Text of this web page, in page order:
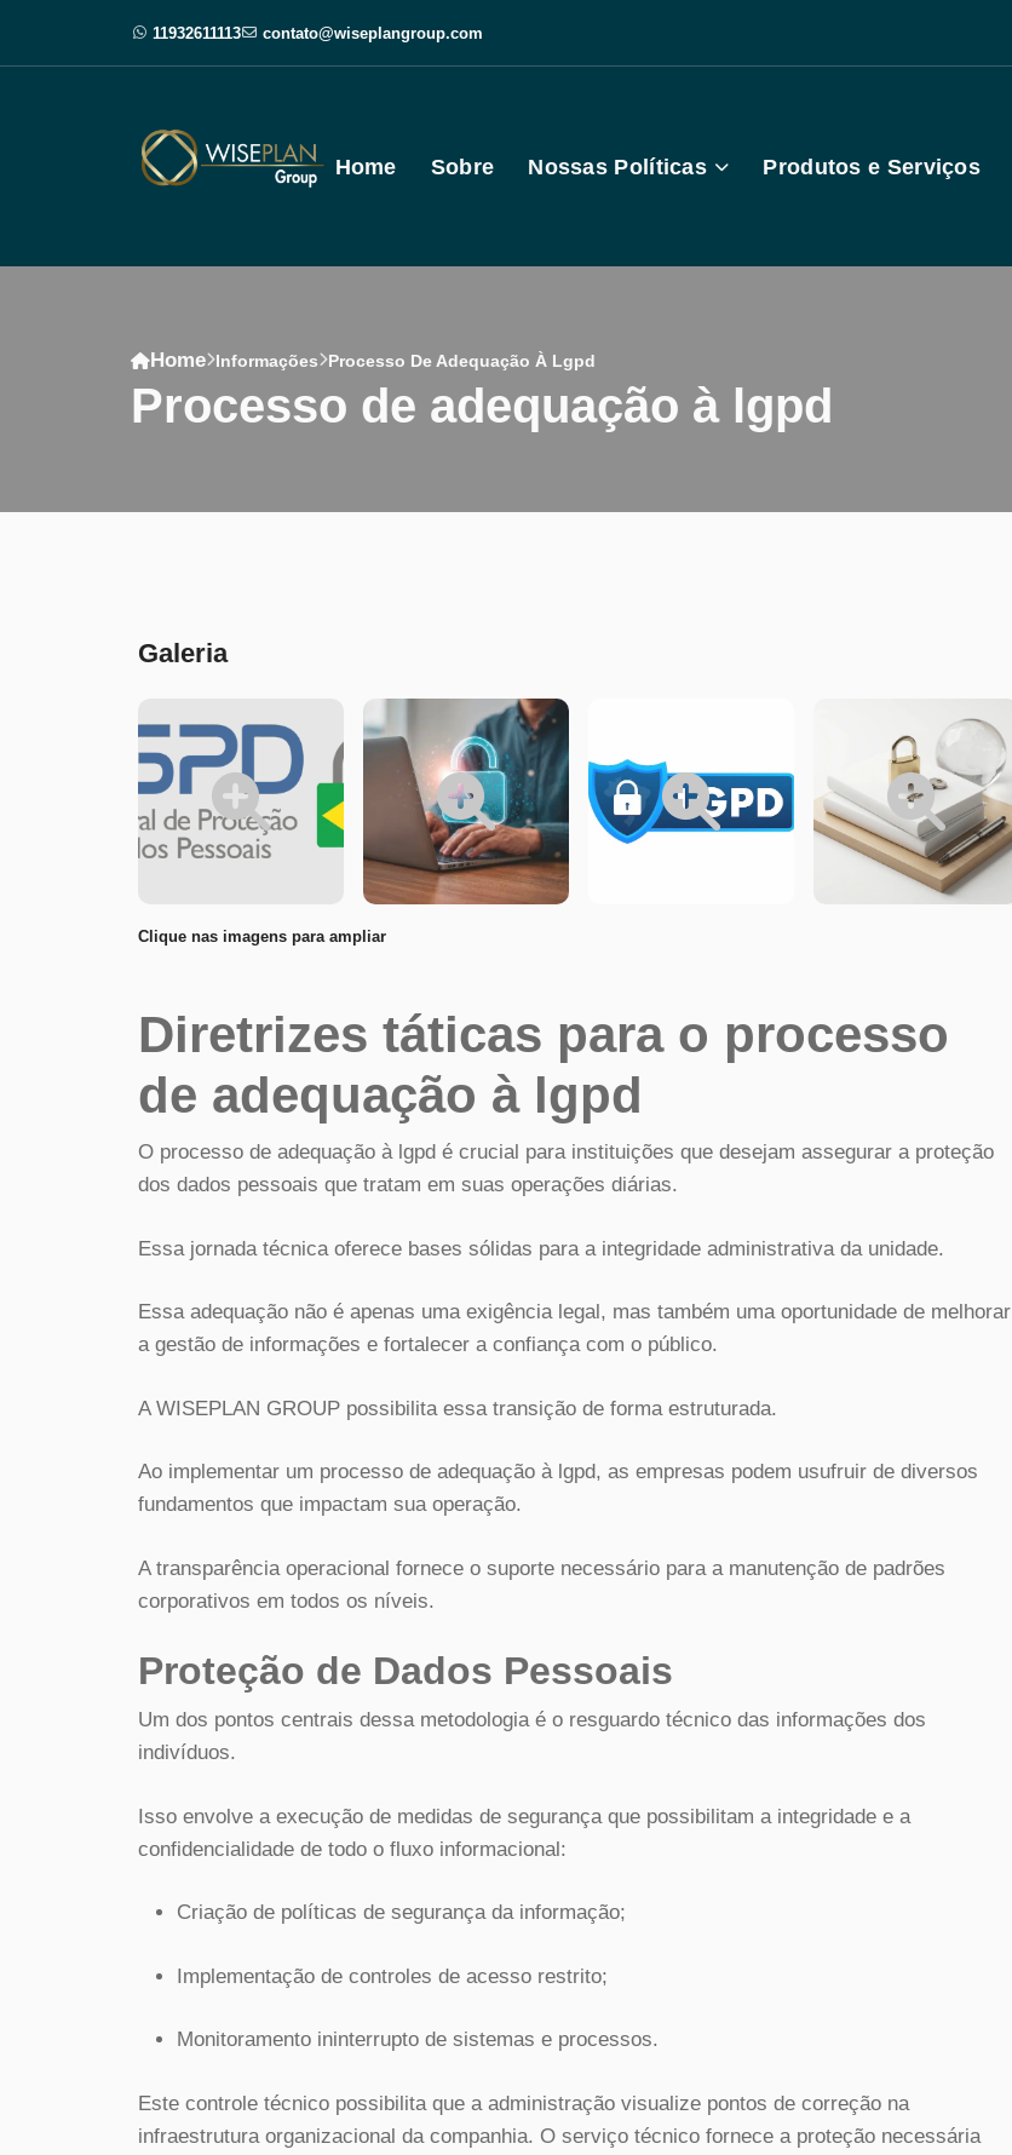
11932611113 contato@wiseplangroup.com
Home Sobre Nossas Políticas Produtos e Serviços
Home Informações Processo De Adequação À Lgpd
processo de adequação à lgpd
Galeria
Clique nas imagens para ampliar
Diretrizes táticas para o processo
de adequação à lgpd
O processo de adequação à lgpd é crucial para instituições que desejam assegurar a proteção
dos dados pessoais que tratam em suas operações diárias.
Essa jornada técnica oferece bases sólidas para a integridade administrativa da unidade.
Essa adequação não é apenas uma exigência legal, mas também uma oportunidade de melhorar
a gestão de informações e fortalecer a confiança com o público.
A WISEPLAN GROUP possibilita essa transição de forma estruturada.
Ao implementar um processo de adequação à lgpd, as empresas podem usufruir de diversos
fundamentos que impactam sua operação.
A transparência operacional fornece o suporte necessário para a manutenção de padrões
corporativos em todos os níveis.
Proteção de Dados Pessoais
Um dos pontos centrais dessa metodologia é o resguardo técnico das informações dos
indivíduos.
Isso envolve a execução de medidas de segurança que possibilitam a integridade e a
confidencialidade de todo o fluxo informacional:
Criação de políticas de segurança da informação;
Implementação de controles de acesso restrito;
Monitoramento ininterrupto de sistemas e processos.
Este controle técnico possibilita que a administração visualize pontos de correção na
infraestrutura organizacional da companhia. O serviço técnico fornece a proteção necessária